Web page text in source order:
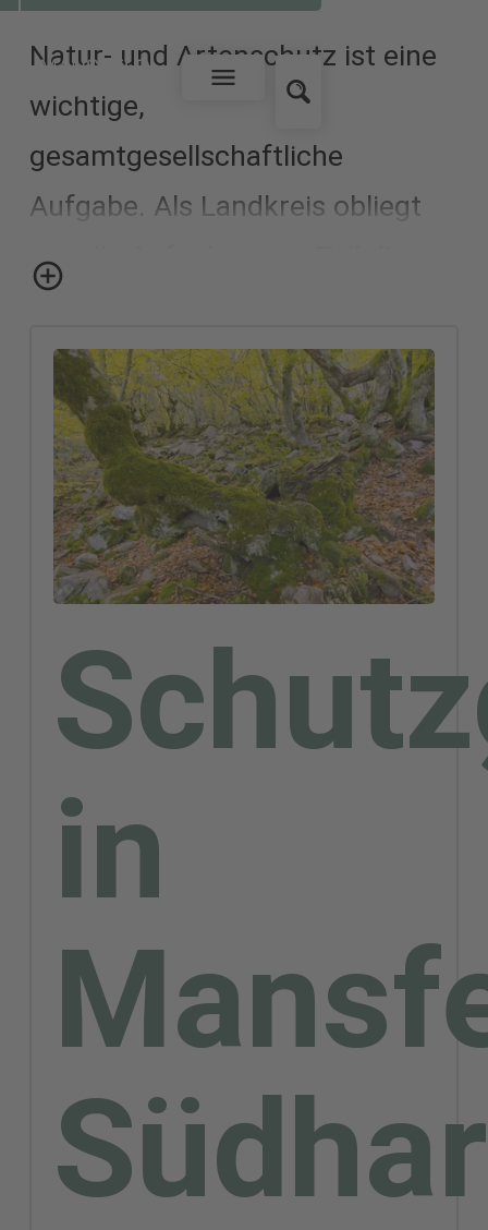
Natur- und Artenschutz ist eine
wichtige,
gesamtgesellschaftliche
Aufgabe. Als Landkreis obliegt
uns die Aufgabe, zum Teil die
unserer Region auszuweisen,
Verordnungen zu erlassen und
eine Kontrollfunktion
wahrzunehmen. Dies liegt in der
Zuständigkeit des Umweltamtes.
Hier finden Sie mehr
Informationen zu den
verschiedenen Themen des
Natur- und Artenschutzes.
in